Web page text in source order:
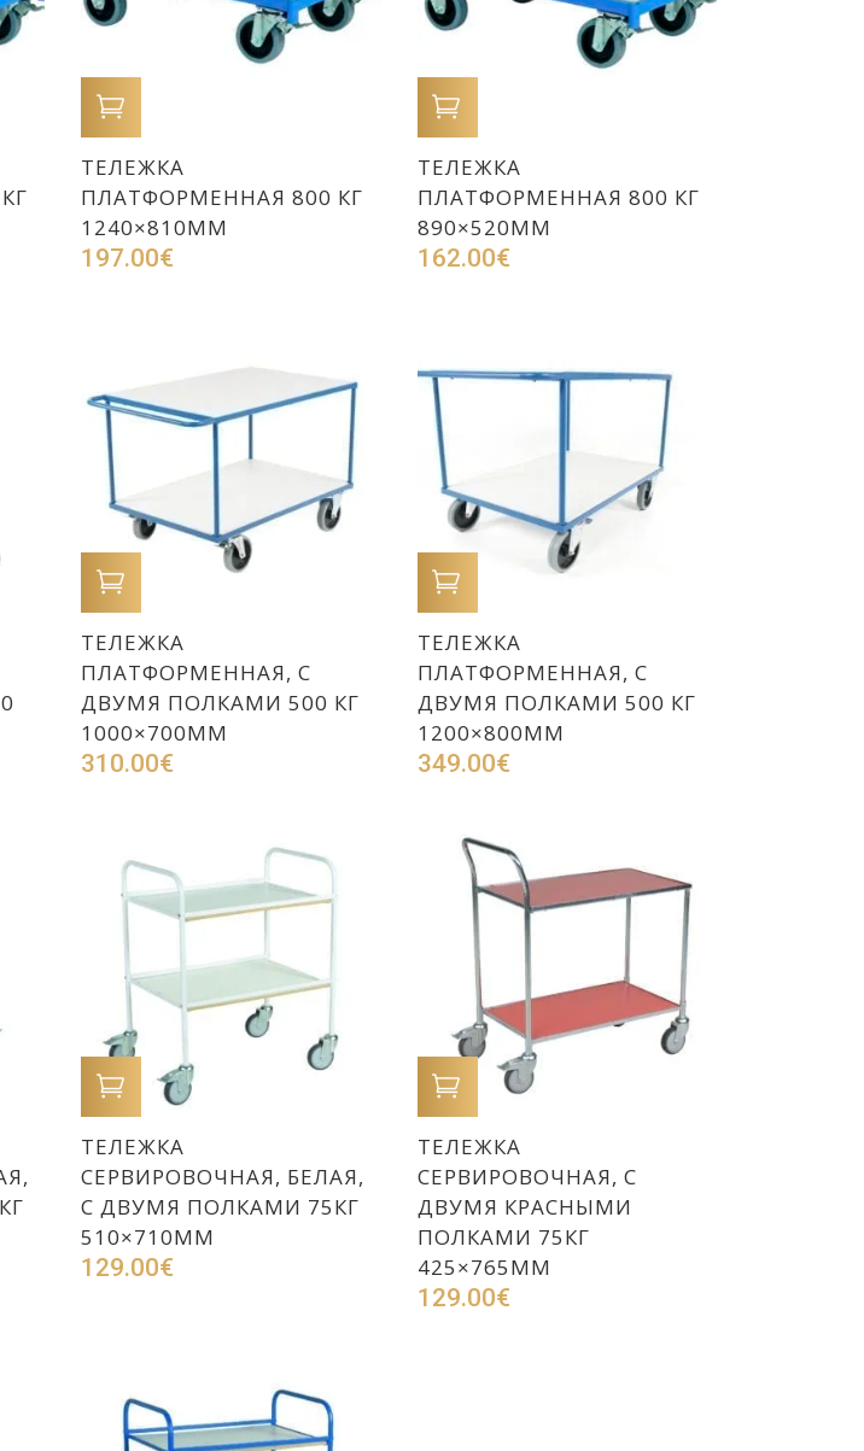
ТЕЛЕЖКА
ПЛАТФОРМЕННАЯ 800 КГ
1240×810ММ
197.00€
ТЕЛЕЖКА
ПЛАТФОРМЕННАЯ 800 КГ
890×520ММ
162.00€
ТЕЛЕЖКА
ПЛАТФОРМЕННАЯ, С
ДВУМЯ ПОЛКАМИ 500 КГ
1000×700ММ
310.00€
ТЕЛЕЖКА
ПЛАТФОРМЕННАЯ, С
ДВУМЯ ПОЛКАМИ 500 КГ
1200×800ММ
349.00€
В КОРЗИНУ
ТЕЛЕЖКА
СЕРВИРОВОЧНАЯ, БЕЛАЯ,
С ДВУМЯ ПОЛКАМИ 75КГ
510×710ММ
129.00€
В КОРЗИНУ
ТЕЛЕЖКА
СЕРВИРОВОЧНАЯ, С
ДВУМЯ КРАСНЫМИ
ПОЛКАМИ 75КГ
425×765ММ
129.00€